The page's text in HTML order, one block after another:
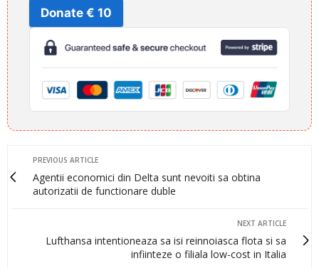
Donate € 10
PREVIOUS ARTICLE
Agentii economici din Delta sunt nevoiti sa obtina
autorizatii de functionare duble
NEXT ARTICLE
Lufthansa intentioneaza sa isi reinnoiasca flota si sa
infiinteze o filiala low-cost in Italia